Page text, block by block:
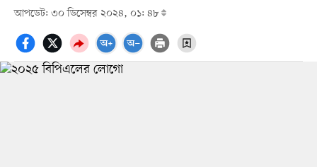
আপডেট: ৩০ ডিসেম্বর ২০২৪, ০১: ৪৮